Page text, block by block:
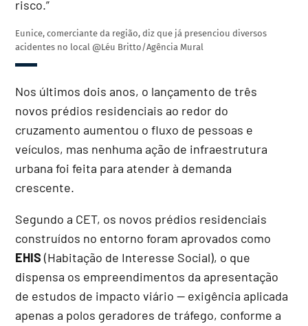
risco.”
Eunice, comerciante da região, diz que já presenciou diversos
acidentes no local @Léu Britto/Agência Mural
Nos últimos dois anos, o lançamento de três
novos prédios residenciais ao redor do
cruzamento aumentou o fluxo de pessoas e
veículos, mas nenhuma ação de infraestrutura
urbana foi feita para atender à demanda
crescente.
Segundo a CET, os novos prédios residenciais
construídos no entorno foram aprovados como
EHIS (Habitação de Interesse Social), o que
dispensa os empreendimentos da apresentação
de estudos de impacto viário — exigência aplicada
apenas a polos geradores de tráfego, conforme a